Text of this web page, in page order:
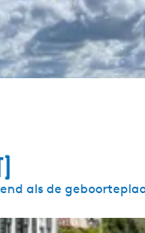
als de